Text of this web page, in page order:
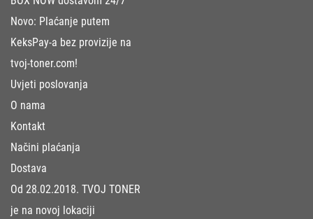
Novo: Plaćanje putem
KeksPay-a bez provizije na
tvoj-toner.com!
Uvjeti poslovanja
O nama
Kontakt
Načini plaćanja
Dostava
Od 28.02.2018. TVOJ TONER
je na novoj lokaciji